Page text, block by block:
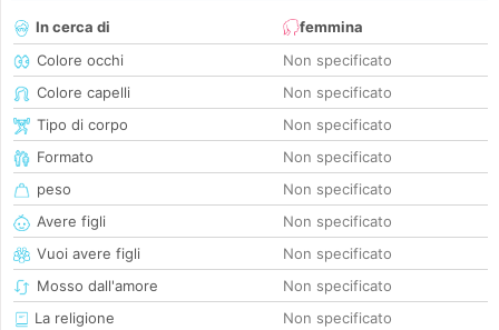
In cerca di
femmina
Colore occhi
Non specificato
Colore capelli
Non specificato
Tipo di corpo
Non specificato
Formato
Non specificato
peso
Non specificato
Avere figli
Non specificato
Vuoi avere figli
Non specificato
Mosso dall'amore
Non specificato
La religione
Non specificato